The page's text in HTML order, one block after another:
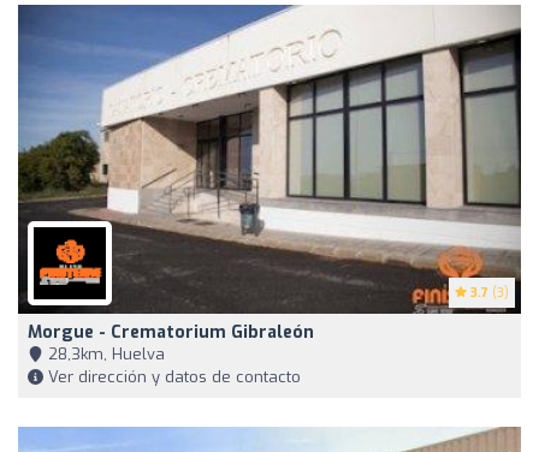
3.7 (3)
Morgue - Crematorium Gibraleón
28,3km, Huelva
Ver dirección y datos de contacto